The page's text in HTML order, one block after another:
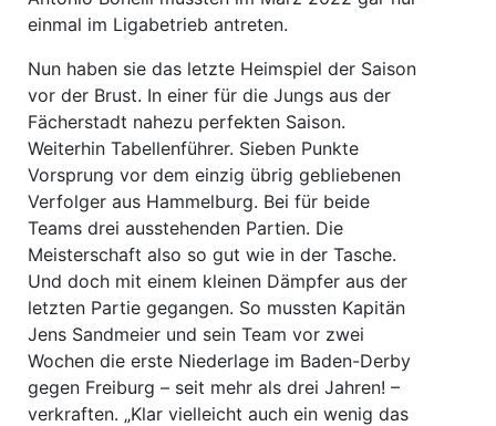
einmal im Ligabetrieb antreten.
Nun haben sie das letzte Heimspiel der Saison
vor der Brust. In einer für die Jungs aus der
Fächerstadt nahezu perfekten Saison.
Weiterhin Tabellenführer. Sieben Punkte
Vorsprung vor dem einzig übrig gebliebenen
Verfolger aus Hammelburg. Bei für beide
Teams drei ausstehenden Partien. Die
Meisterschaft also so gut wie in der Tasche.
Und doch mit einem kleinen Dämpfer aus der
letzten Partie gegangen. So mussten Kapitän
Jens Sandmeier und sein Team vor zwei
Wochen die erste Niederlage im Baden-Derby
gegen Freiburg – seit mehr als drei Jahren! –
verkraften. „Klar vielleicht auch ein wenig das